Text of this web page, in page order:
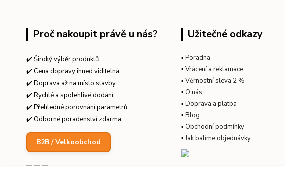
Proč nakoupit právě u nás?
✔️ Široký výběr produktů
✔️ Cena dopravy ihned viditelná
✔️ Doprava až na místo stavby
✔️ Rychlé a spolehlivé dodání
✔️ Přehledné porovnání parametrů
✔️ Odborné poradenství zdarma
B2B / Velkoobchod
Užitečné odkazy
▪ Poradna
▪ Vrácení a reklamace
▪ Věrnostní sleva 2 %
▪ O nás
▪ Doprava a platba
▪ Blog
▪ Obchodní podmínky
▪Jak balíme objednávky